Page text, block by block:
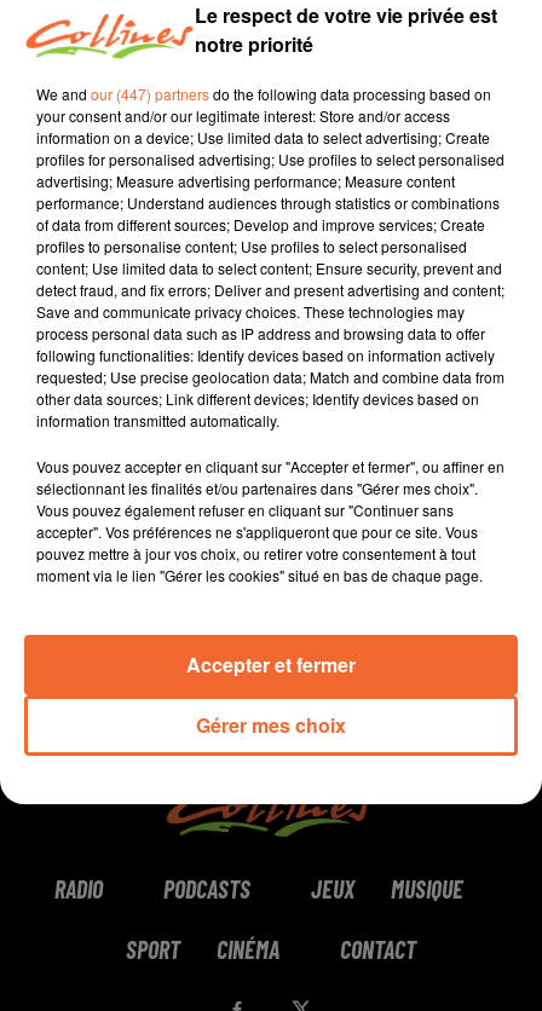
agriculture autre regard
6 octobre 2022 - 6 min 3 sec
LE VIGNOBLE DANS NOTRE RÉGION
Jacqueline Pinon
A travers champs
Avec Ludo et Jacqueline, COLLINES porte un regard
différent sur l'agriculture chaque semaine le jeudi à
7h40 et le dimanche à 9h30.
0:00 6 min 3 sec
RADIO PODCASTS JEUX MUSIQUE
SPORT CINÉMA CONTACT
Le respect de votre vie privée est
notre priorité
We and our (447) partnersdo the following data processing based on
your consent and/or our legitimate interest: Store and/or access
information on a device; Use limited data to select advertising; Create
profiles for personalised advertising; Use profiles to select personalised
advertising; Measure advertising performance; Measure content
performance; Understand audiences through statistics or combinations
of data from different sources; Develop and improve services; Create
profiles to personalise content; Use profiles to select personalised
content; Use limited data to select content; Ensure security, prevent and
detect fraud, and fix errors; Deliver and present advertising and content;
Save and communicate privacy choices. These technologies may
process personal data such as IP address and browsing data to offer
following functionalities: Identify devices based on information actively
requested; Use precise geolocation data; Match and combine data from
other data sources; Link different devices; Identify devices based on
information transmitted automatically.
Vous pouvez accepter en cliquant sur "Accepter et fermer", ou affiner en
sélectionnant les finalités et/ou partenaires dans "Gérer mes choix".
Vous pouvez également refuser en cliquant sur "Continuer sans
accepter". Vos préférences ne s'appliqueront que pour ce site. Vous
pouvez mettre à jour vos choix, ou retirer votre consentement à tout
moment via le lien "Gérer les cookies" situé en bas de chaque page.
Gérer mes choix
Accepter et fermer